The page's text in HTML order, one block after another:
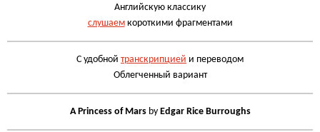
Английскую классику
слушаем короткими фрагментами
С удобной транскрипцией и переводом
Облегченный вариант
A Princess of Mars by Edgar Rice Burroughs